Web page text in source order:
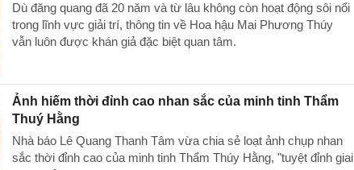
Dù đăng quang đã 20 năm và từ lâu không còn hoạt động sôi nổi
trong lĩnh vực giải trí, thông tin về Hoa hậu Mai Phương Thúy
vẫn luôn được khán giả đặc biệt quan tâm.
Ảnh hiếm thời đỉnh cao nhan sắc của minh tinh Thẩm
Thuý Hằng
Nhà báo Lê Quang Thanh Tâm vừa chia sẻ loạt ảnh chụp nhan
sắc thời đỉnh cao của minh tinh Thẩm Thúy Hằng, "tuyệt đỉnh giai